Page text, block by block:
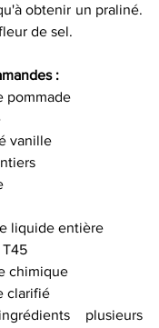
obtenir un praliné.
de sel.
:
pommade
vanille
liquide entière
T45
chimique
clarifié
plusieurs